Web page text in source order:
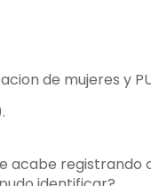
de mujeres y
acabe registrando